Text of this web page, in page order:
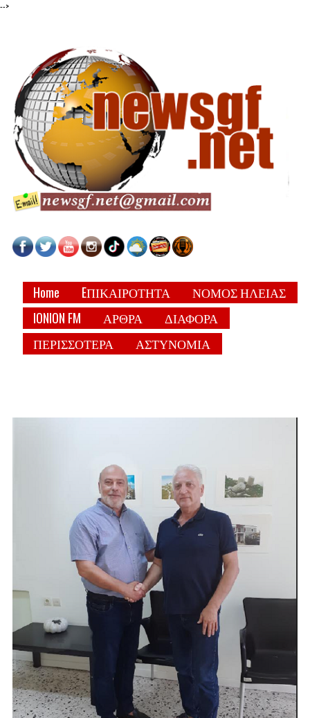
-->
Home EΠΙΚΑΙΡΟΤΗΤΑ
ΝΟΜΟΣ ΗΛΕΙΑΣ
IONION FM
ΑΡΘΡΑ
ΔΙΑΦΟΡΑ
ΠΕΡΙΣΣΟΤΕΡΑ
ΑΣΤΥΝΟΜΙΑ